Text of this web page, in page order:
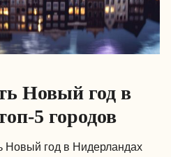
Новый год в
5 городов
Новый год в Нидерландах